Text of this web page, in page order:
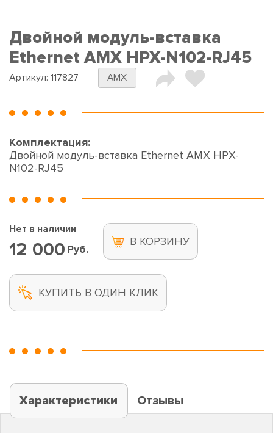
Двойной модуль-вставка
Ethernet AMX HPX-N102-RJ45
Артикул: 117827 AMX
Комплектация:
Двойной модуль-вставка Ethernet AMX HPX-
N102-RJ45
Нет в наличии
12 000 Руб.
В КОРЗИНУ
КУПИТЬ В ОДИН КЛИК
Характеристики Отзывы